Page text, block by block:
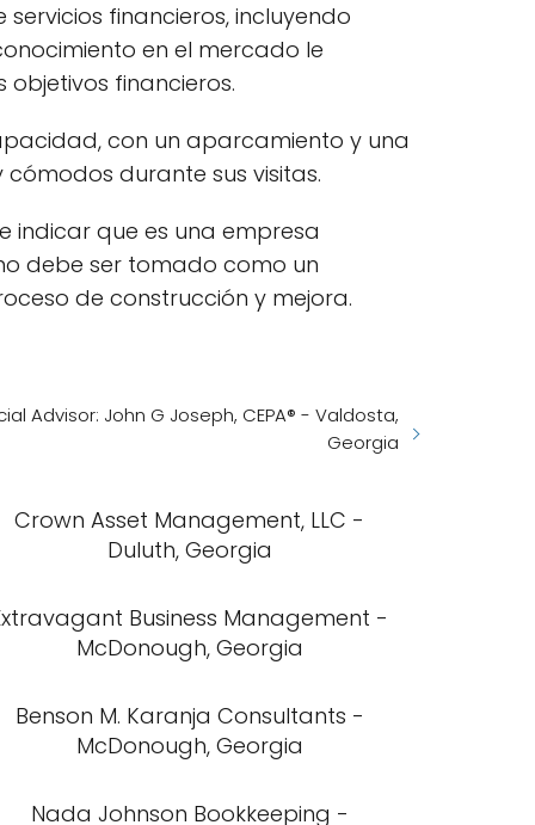
financieros, incluyendo
en el mercado le
financieros.
con un aparcamiento y una
durante sus visitas.
indicar que es una empresa
debe ser tomado como un
de construcción y mejora.
Advisor: John G Joseph, CEPA® - Valdosta,
Georgia
Crown Asset Management, LLC -
Duluth, Georgia
Business Management -
McDonough, Georgia
Benson M. Karanja Consultants -
McDonough, Georgia
Nada Johnson Bookkeeping -